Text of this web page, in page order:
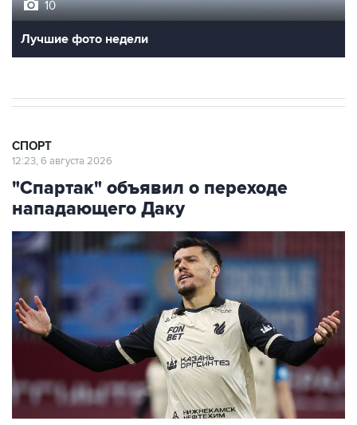
10
Лучшие фото недели
СПОРТ
12:23, 6 августа 2026
"Спартак" объявил о переходе
нападающего Даку